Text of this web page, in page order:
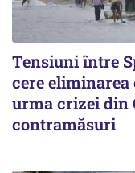
Tensiuni între
cere
urma crizei din
contramăsuri